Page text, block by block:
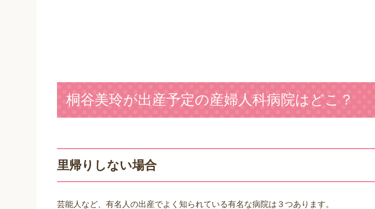
桐谷美玲が出産予定の産婦人科病院はどこ？
里帰りしない場合
芸能人など、有名人の出産でよく知られている有名な病院は３つあります。